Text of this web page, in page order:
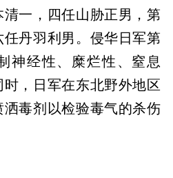
一，四任山胁正男，第
丹羽利男。侵华日军第
神经性、糜烂性、窒息
，日军在东北野外地区
毒剂以检验毒气的杀伤